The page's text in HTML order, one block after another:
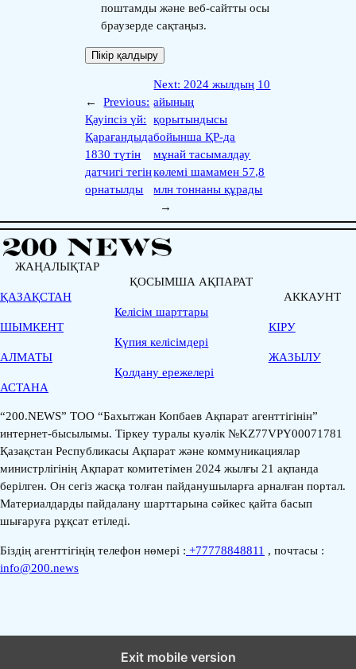
поштамды және веб-сайтты осы
браузерде сақтаңыз.
←
Previous:
Қауіпсіз үй:
Қарағандыда
1830 түтін
датчигі тегін
орнатылды
Next: 2024 жылдың 10
айының
қорытындысы
бойынша ҚР-да
мұнай тасымалдау
көлемі шамамен 57,8
млн тоннаны құрады
→
ЖАҢАЛЫҚТАР
ҚАЗАҚСТАН
ШЫМКЕНТ
АЛМАТЫ
АСТАНА
ҚОСЫМША АҚПАРАТ
Келісім шарттары
Қүпия келісімдері
Қолдану ережелері
АККАУНТ
КІРУ
ЖАЗЫЛУ
“200.NEWS” ТОО “Бахытжан Копбаев Ақпарат агенттігінін”
интернет-бысылымы. Тіркеу туралы куәлік №KZ77VPY00071781
Қазақстан Республикасы Ақпарат және коммуникациялар
министрлігінің Ақпарат комитетімен 2024 жылғы 21 ақпанда
берілген. Он сегіз жасқа толған пайданушыларға арналған портал.
Материалдарды пайдалану шарттарына сәйкес қайта басып
шығаруға рұқсат етіледі.
Біздің агенттігіңің телефон нөмері : +77778848811 , почтасы :
info@200.news
Exit mobile version